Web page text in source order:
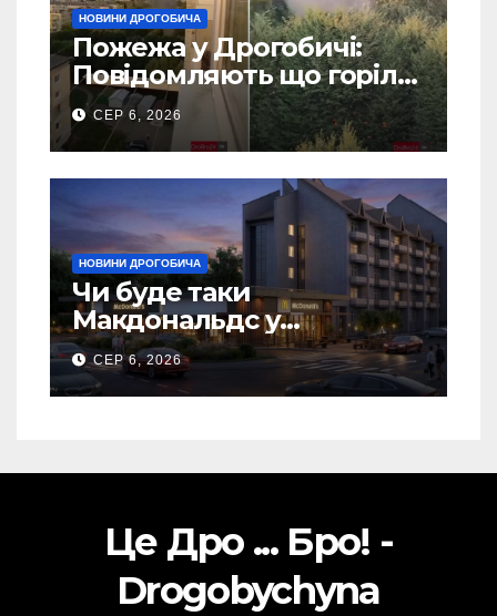
НОВИНИ ДРОГОБИЧА
Пожежа у Дрогобичі:
Повідомляють що горіло
5 гаражів (Відео)
СЕР 6, 2026
НОВИНИ ДРОГОБИЧА
Чи буде таки
Макдональдс у
Дрогобичі? (Фото)
СЕР 6, 2026
Це Дро ... Бро! -
Drogobychyna